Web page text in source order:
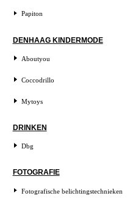
Papiton
DENHAAG KINDERMODE
Aboutyou
Coccodrillo
Mytoys
DRINKEN
Dbg
FOTOGRAFIE
Fotografische belichtingstechnieken